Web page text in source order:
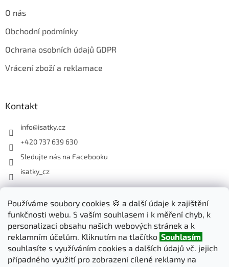
Používáme soubory cookies 🍪 a další údaje k zajištění
funkčnosti webu. S vaším souhlasem i k měření chyb, k
personalizaci obsahu našich webových stránek a k
reklamním účelům. Kliknutím na tlačítko Souhlasím
souhlasíte s využíváním cookies a dalších údajů vč. jejich
případného využití pro zobrazení cílené reklamy na
O nás
Obchodní podmínky
Ochrana osobních údajů GDPR
Vrácení zboží a reklamace
Kontakt
info@isatky.cz
+420 737 639 630
Sledujte nás na Facebooku
isatky_cz
Odebírat newsletter
Vložte svůj e-mail a my vám budeme zasílat informace o nových
produktech na našem e-shopu.
E-mail